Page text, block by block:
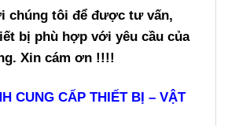
chúng tôi để được tư vấn,
bị phù hợp với yêu cầu của
Xin cám ơn !!!!
CUNG CẤP THIẾT BỊ – VẬT